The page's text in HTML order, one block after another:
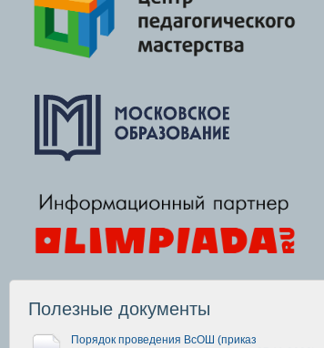
Полезные документы
Порядок проведения ВсОШ (приказ